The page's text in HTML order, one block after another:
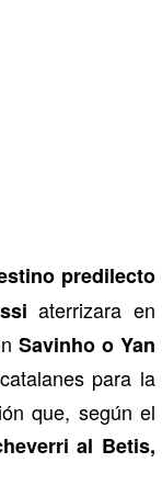
predilecto
aterrizara en
Savinho o Yan
para la
que, según el
al Betis,